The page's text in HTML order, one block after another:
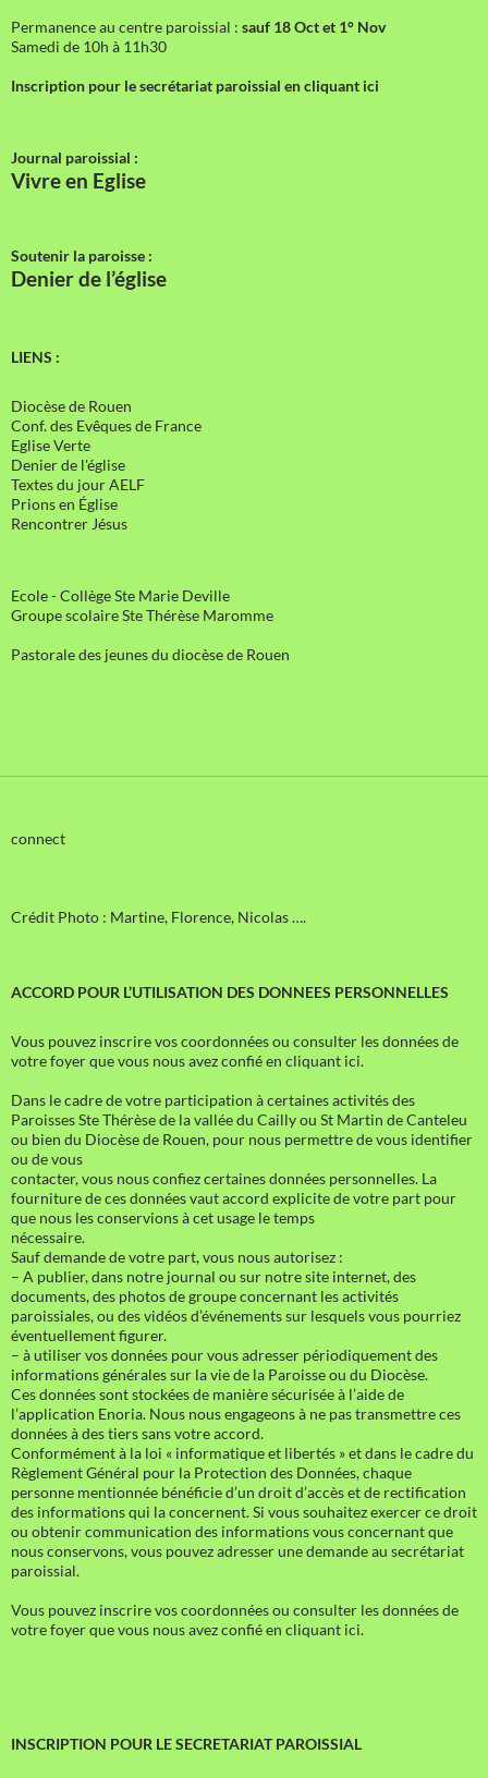
Permanence au centre paroissial : sauf 18 Oct et 1° Nov
Samedi de 10h à 11h30
Inscription pour le secrétariat paroissial en cliquant ici
Journal paroissial :
Vivre en Eglise
Soutenir la paroisse :
Denier de l’église
LIENS :
Diocèse de Rouen
Conf. des Evêques de France
Eglise Verte
Denier de l'église
Textes du jour AELF
Prions en Église
Rencontrer Jésus
Ecole - Collège Ste Marie Deville
Groupe scolaire Ste Thérèse Maromme
Pastorale des jeunes du diocèse de Rouen
connect
Crédit Photo : Martine, Florence, Nicolas ….
ACCORD POUR L’UTILISATION DES DONNEES PERSONNELLES
Vous pouvez inscrire vos coordonnées ou consulter les données de
votre foyer que vous nous avez confié en cliquant ici.
Dans le cadre de votre participation à certaines activités des
Paroisses Ste Thérèse de la vallée du Cailly ou St Martin de Canteleu
ou bien du Diocèse de Rouen, pour nous permettre de vous identifier
ou de vous
contacter, vous nous confiez certaines données personnelles. La
fourniture de ces données vaut accord explicite de votre part pour
que nous les conservions à cet usage le temps
nécessaire.
Sauf demande de votre part, vous nous autorisez :
– A publier, dans notre journal ou sur notre site internet, des
documents, des photos de groupe concernant les activités
paroissiales, ou des vidéos d’événements sur lesquels vous pourriez
éventuellement figurer.
– à utiliser vos données pour vous adresser périodiquement des
informations générales sur la vie de la Paroisse ou du Diocèse.
Ces données sont stockées de manière sécurisée à l’aide de
l’application Enoria. Nous nous engageons à ne pas transmettre ces
données à des tiers sans votre accord.
Conformément à la loi « informatique et libertés » et dans le cadre du
Règlement Général pour la Protection des Données, chaque
personne mentionnée bénéficie d’un droit d’accès et de rectification
des informations qui la concernent. Si vous souhaitez exercer ce droit
ou obtenir communication des informations vous concernant que
nous conservons, vous pouvez adresser une demande au secrétariat
paroissial.
Vous pouvez inscrire vos coordonnées ou consulter les données de
votre foyer que vous nous avez confié en cliquant ici.
INSCRIPTION POUR LE SECRETARIAT PAROISSIAL